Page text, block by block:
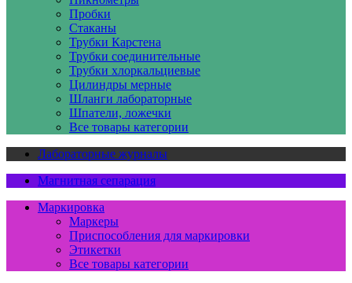
Пробки
Стаканы
Трубки Карстена
Трубки соединительные
Трубки хлоркальциевые
Цилиндры мерные
Шланги лабораторные
Шпатели, ложечки
Все товары категории
Лабораторные журналы
Магнитная сепарация
Маркировка
Маркеры
Приспособления для маркировки
Этикетки
Все товары категории